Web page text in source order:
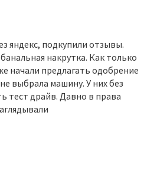
яндекс, подкупили отзывы.
накрутка. Как только
начали предлагать одобрение
выбрала машину. У них без
тест драйв. Давно в права